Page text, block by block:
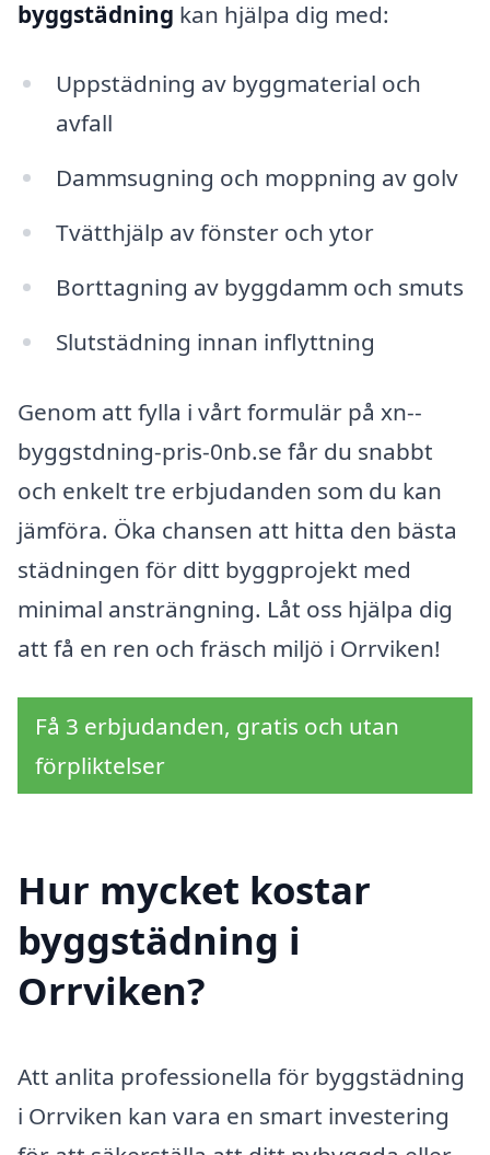
byggstädning kan hjälpa dig med:
Uppstädning av byggmaterial och
avfall
Dammsugning och moppning av golv
Tvätthjälp av fönster och ytor
Borttagning av byggdamm och smuts
Slutstädning innan inflyttning
Genom att fylla i vårt formulär på xn--
byggstdning-pris-0nb.se får du snabbt
och enkelt tre erbjudanden som du kan
jämföra. Öka chansen att hitta den bästa
städningen för ditt byggprojekt med
minimal ansträngning. Låt oss hjälpa dig
att få en ren och fräsch miljö i Orrviken!
Få 3 erbjudanden, gratis och utan
förpliktelser
Hur mycket kostar
byggstädning i
Orrviken?
Att anlita professionella för byggstädning
i Orrviken kan vara en smart investering